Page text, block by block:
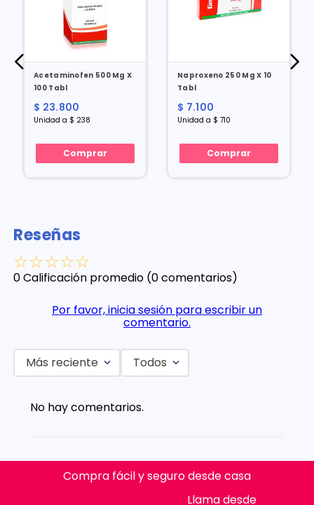
Acetaminofen 500 Mg X
100 Tabl
$ 23.800
Unidad a $ 238
Comprar
Naproxeno 250 Mg X 10
Tabl
$ 7.100
Unidad a $ 710
Comprar
Reseñas
☆☆☆☆☆
0 Calificación promedio (0 comentarios)
Por favor, inicia sesión para escribir un
comentario.
Más reciente Todos
No hay comentarios.
Compra fácil y seguro desde casa
Llama desde